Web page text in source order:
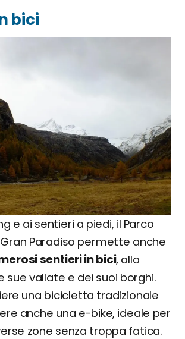
bici
e ai sentieri a piedi, il Parco
Paradiso permette anche
sentieri in bici, alla
sue vallate e dei suoi borghi.
una bicicletta tradizionale
anche una e-bike, ideale per
zone senza troppa fatica.